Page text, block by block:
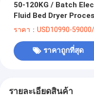
50-120KG / Batch
Fluid Bed Dryer
ราคา：USD10990-
ราคาถูกที่สุด
รายละเอียดสินค้า